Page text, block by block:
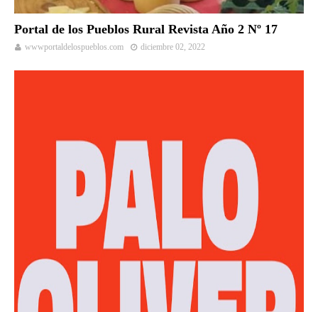
Portal de los Pueblos Rural Revista Año 2 Nº 17
wwwportaldelospueblos.com diciembre 02, 2022